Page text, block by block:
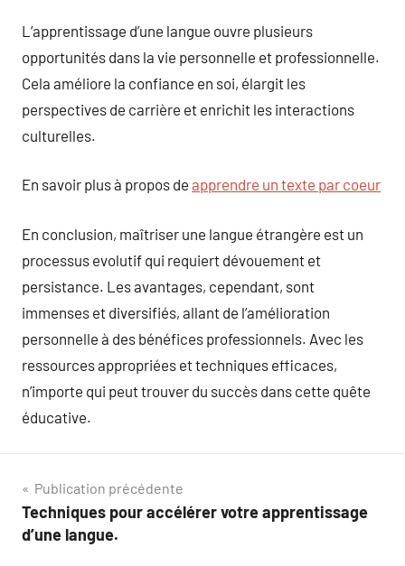
L’apprentissage d’une langue ouvre plusieurs
opportunités dans la vie personnelle et professionnelle.
Cela améliore la confiance en soi, élargit les
perspectives de carrière et enrichit les interactions
culturelles.
En savoir plus à propos de apprendre un texte par coeur
En conclusion, maîtriser une langue étrangère est un
processus evolutif qui requiert dévouement et
persistance. Les avantages, cependant, sont
immenses et diversifiés, allant de l’amélioration
personnelle à des bénéfices professionnels. Avec les
ressources appropriées et techniques efficaces,
n’importe qui peut trouver du succès dans cette quête
éducative.
Navigation
de
Publication précédente
Techniques pour accélérer votre apprentissage
d’une langue.